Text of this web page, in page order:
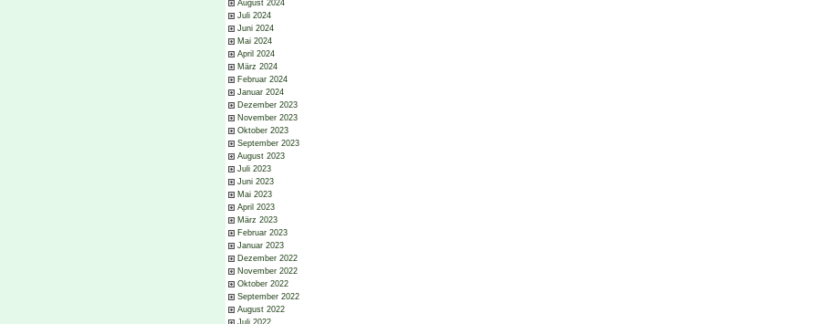
August 2024
Juli 2024
Juni 2024
Mai 2024
April 2024
März 2024
Februar 2024
Januar 2024
Dezember 2023
November 2023
Oktober 2023
September 2023
August 2023
Juli 2023
Juni 2023
Mai 2023
April 2023
März 2023
Februar 2023
Januar 2023
Dezember 2022
November 2022
Oktober 2022
September 2022
August 2022
Juli 2022